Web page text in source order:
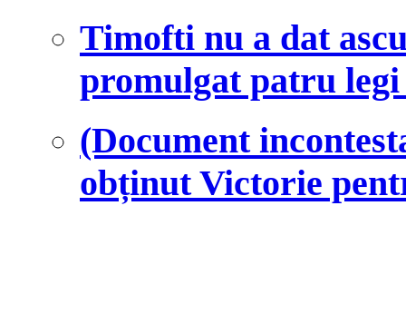
Timofti nu a dat
promulgat patru
(Document
obținut Victorie